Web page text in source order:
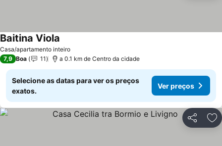
Casa/apartamento inteiro
Baitina Viola
7,9 Boa 11 a 0.1 km de Centro da cidade
Selecione as datas para ver os preços
exatos.
Ver preços
Partilhar